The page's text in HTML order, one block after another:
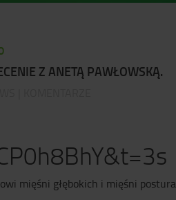
Z ANETĄ PAWŁOWSKĄ.
mięśni głębokich i mięśni